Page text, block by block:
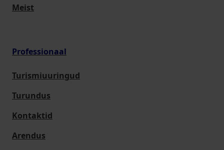
Meist
Professionaal
Turismiuuringud
Turundus
Kontaktid
Arendus